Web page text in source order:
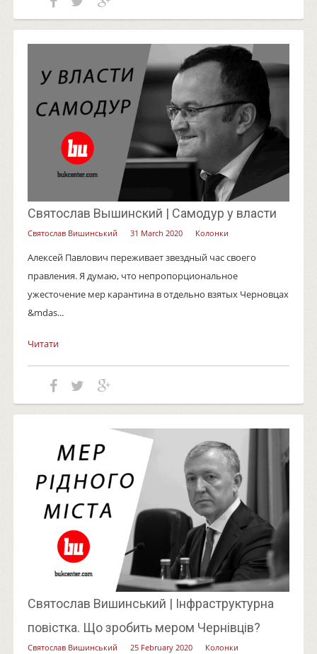
Святослав Вышинский | Самодур у власти
Святослав Вишинський 31 March 2020 Колонки
Алексей Павлович переживает звездный час своего
правления. Я думаю, что непропорциональное
ужесточение мер карантина в отдельно взятых Черновцах
&mdas...
Читати
Святослав Вишинський | Інфраструктурна
повістка. Що зробить мером Чернівців?
Святослав Вишинський 25 February 2020 Колонки